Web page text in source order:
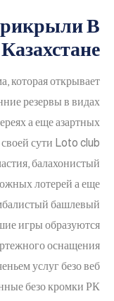
В
Казахстане
которая открывает
резервы в видах
а еще азартных
сути Loto club
балахонистый
лотерей а еще
башлевый
игры образуются
оснащения
услуг безо веб
безо кромки РК.